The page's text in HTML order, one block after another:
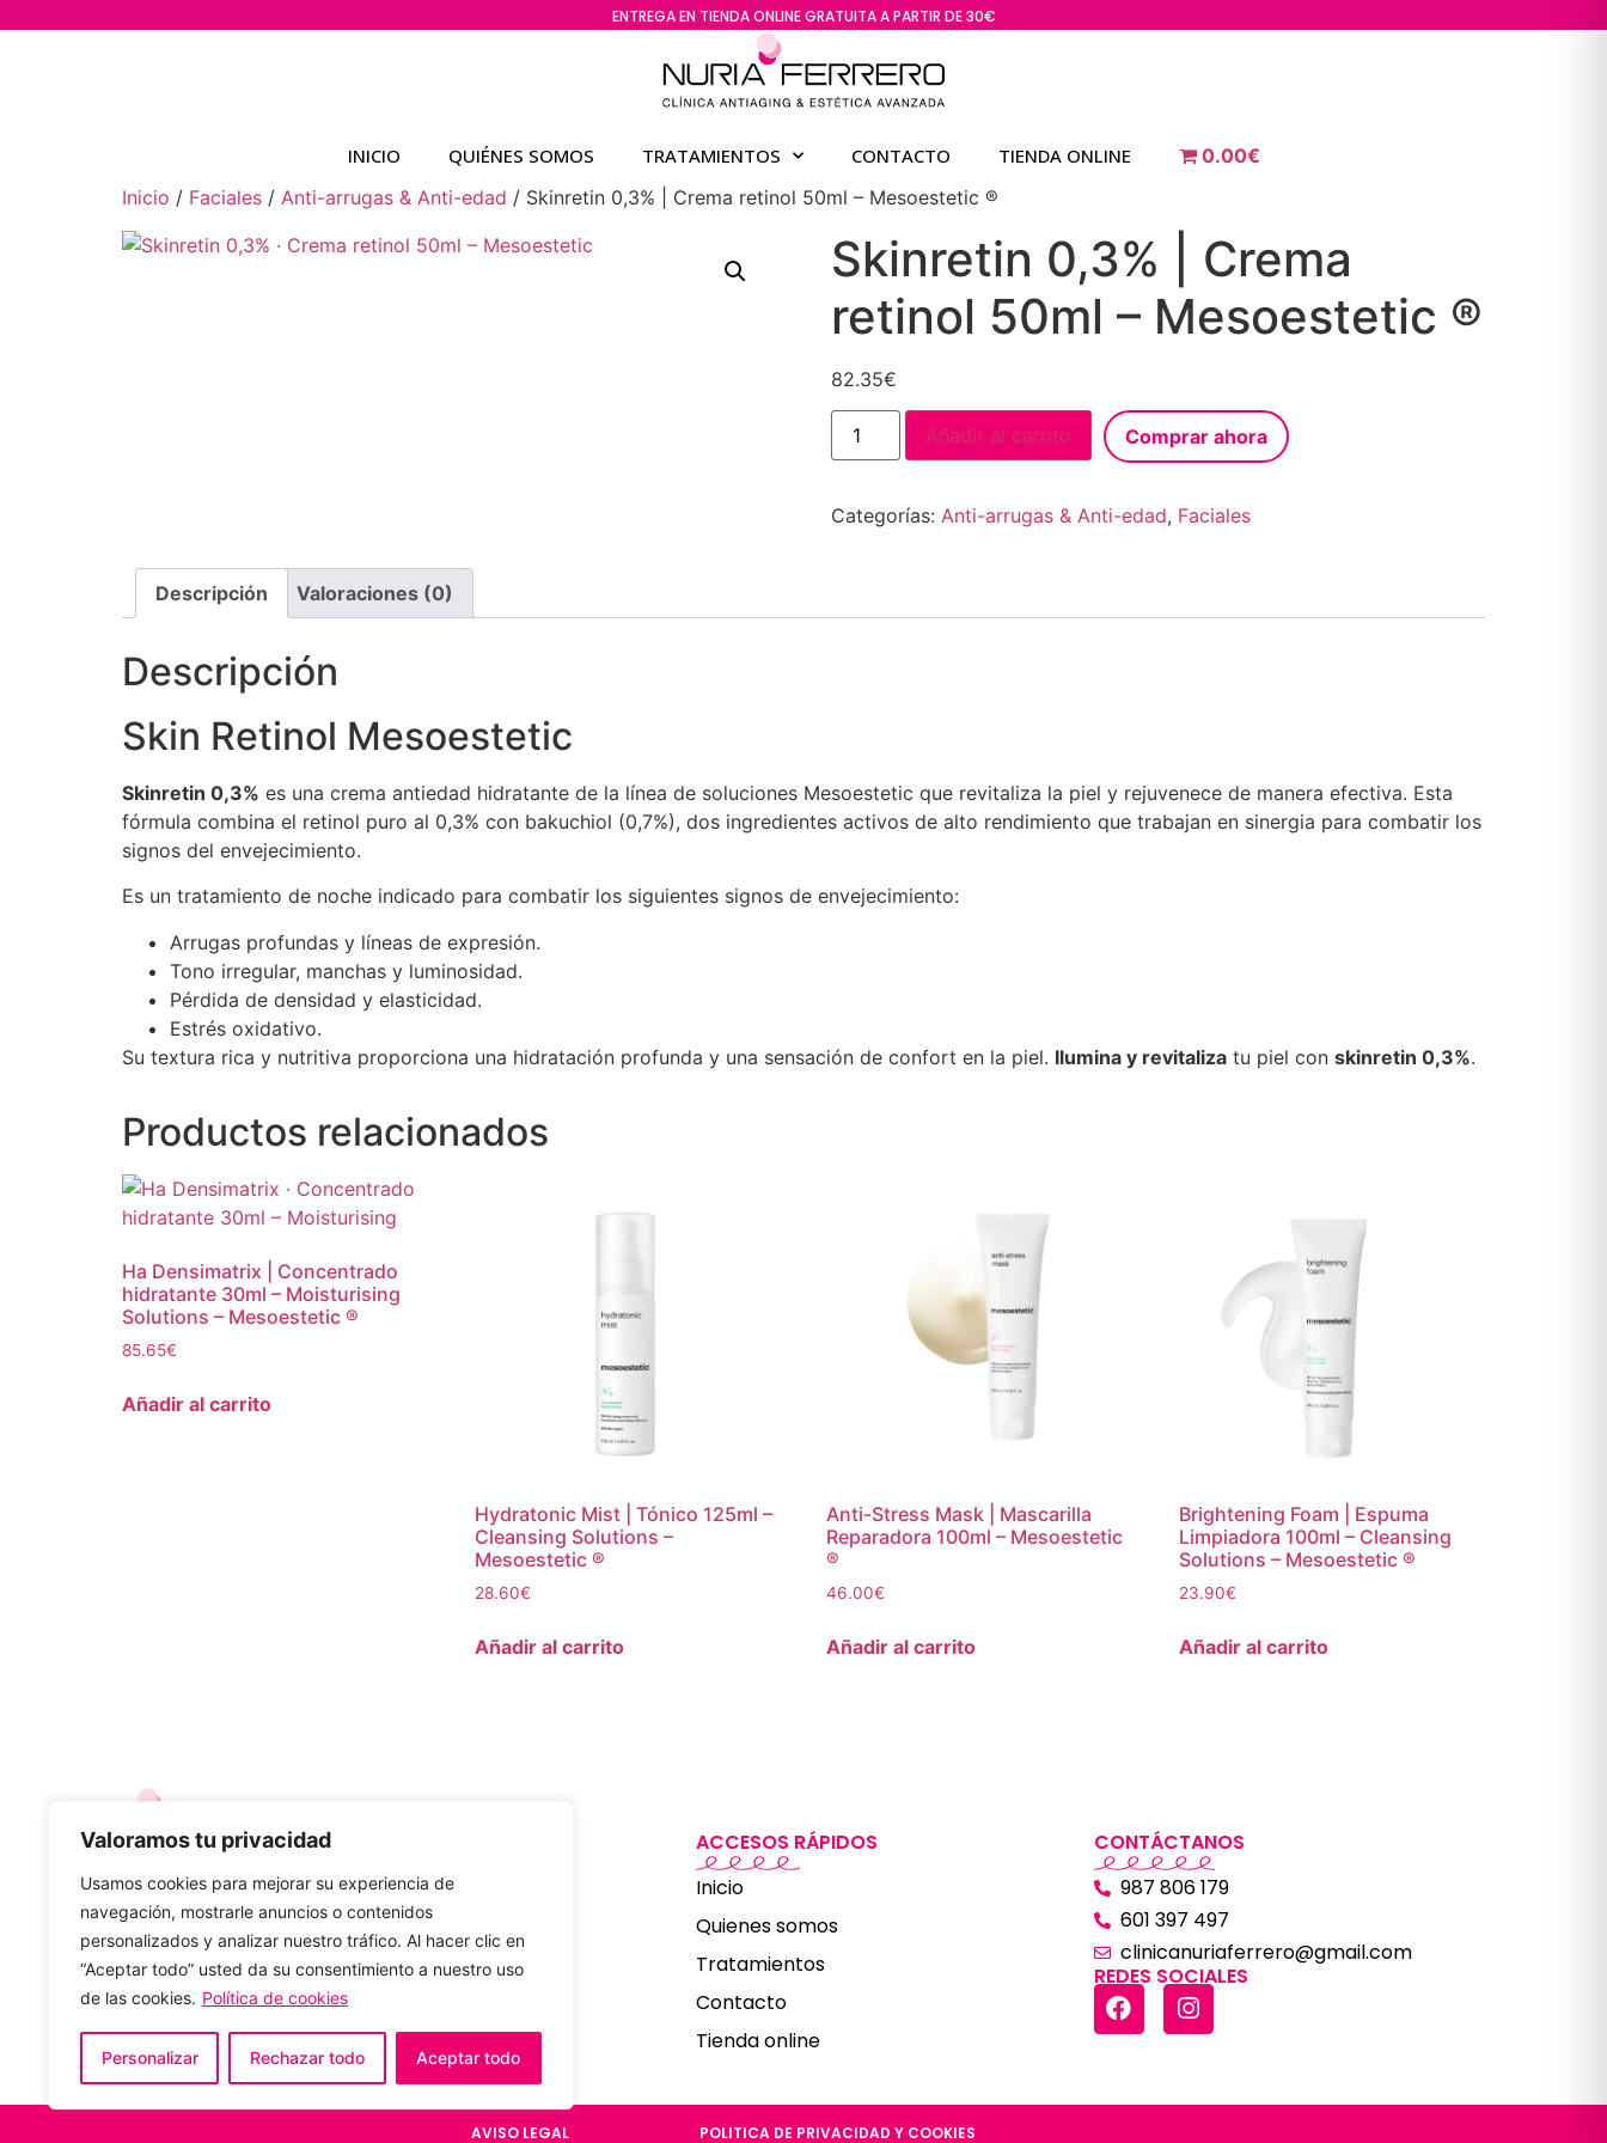
Valoramos tu privacidad
Usamos cookies para mejorar su experiencia de
navegación, mostrarle anuncios o contenidos
personalizados y analizar nuestro tráfico. Al hacer clic en
“Aceptar todo” usted da su consentimiento a nuestro uso
de las cookies. Política de cookies
Personalizar Rechazar todo Aceptar todo
ENTREGA EN TIENDA ONLINE GRATUITA A PARTIR DE 30€
INICIO QUIÉNES SOMOS TRATAMIENTOS CONTACTO TIENDA ONLINE
0.00€
Inicio / Faciales / Anti-arrugas & Anti-edad / Skinretin 0,3% | Crema retinol 50ml – Mesoestetic ®
Skinretin 0,3% | Crema
retinol 50ml – Mesoestetic ®
82.35€
Añadir al carrito Comprar ahora
Categorías: Anti-arrugas & Anti-edad, Faciales
Descripción Valoraciones (0)
Descripción
Skin Retinol Mesoestetic
Skinretin 0,3% es una crema antiedad hidratante de la línea de soluciones Mesoestetic que revitaliza la piel y rejuvenece de manera efectiva. Esta
fórmula combina el retinol puro al 0,3% con bakuchiol (0,7%), dos ingredientes activos de alto rendimiento que trabajan en sinergia para combatir los
signos del envejecimiento.
Es un tratamiento de noche indicado para combatir los siguientes signos de envejecimiento:
Arrugas profundas y líneas de expresión.
Tono irregular, manchas y luminosidad.
Pérdida de densidad y elasticidad.
Estrés oxidativo.
Su textura rica y nutritiva proporciona una hidratación profunda y una sensación de confort en la piel. Ilumina y revitaliza tu piel con skinretin 0,3%.
Productos relacionados
Ha Densimatrix | Concentrado
hidratante 30ml – Moisturising
Solutions – Mesoestetic ®
85.65€
Añadir al carrito
Hydratonic Mist | Tónico 125ml –
Cleansing Solutions –
Mesoestetic ®
28.60€
Añadir al carrito
Anti-Stress Mask | Mascarilla
Reparadora 100ml – Mesoestetic
®
46.00€
Añadir al carrito
Brightening Foam | Espuma
Limpiadora 100ml – Cleansing
Solutions – Mesoestetic ®
23.90€
Añadir al carrito
Dirección
Avda. Párroco Pablo Díez, 65 León, 24010
Horario de atención
De lunes a viernes de 10:00 a 19:00
Sábados de 10:00 a 14:00 (verano cerrado)
ACCESOS RÁPIDOS
Inicio
Quienes somos
Tratamientos
Contacto
Tienda online
CONTÁCTANOS
987 806 179
601 397 497
clinicanuriaferrero@gmail.com
REDES SOCIALES
AVISO LEGAL POLITICA DE PRIVACIDAD Y COOKIES